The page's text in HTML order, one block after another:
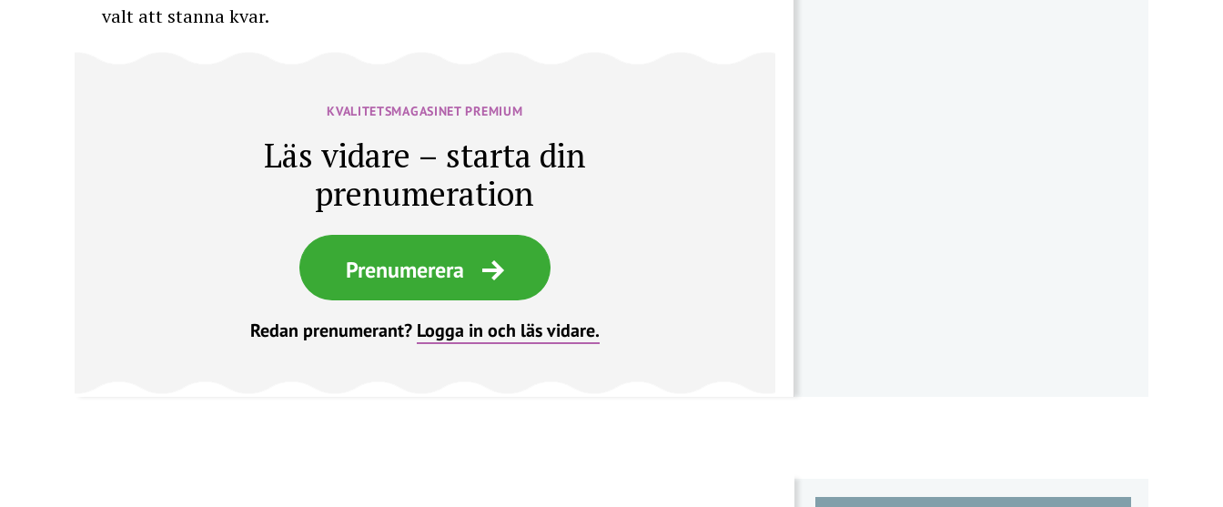
valt att stanna kvar.
KVALITETSMAGASINET PREMIUM
Läs vidare – starta din
prenumeration
Prenumerera
Redan prenumerant? Logga in och läs vidare.